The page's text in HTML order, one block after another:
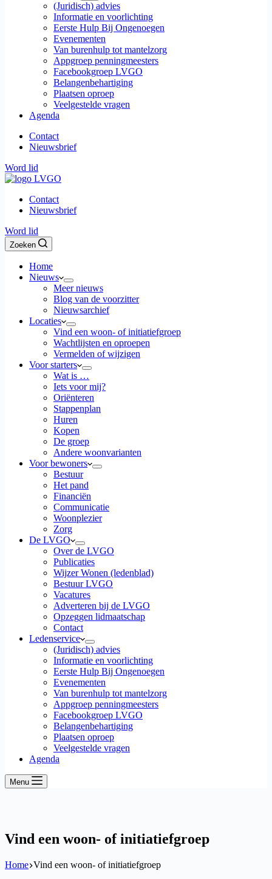
(Juridisch) advies
Informatie en voorlichting
Eerste Hulp Bij Ongenoegen
Evenementen
Van burenhulp tot mantelzorg
Appgroep penningmeesters
Facebookgroep LVGO
Belangenbehartiging
Plaatsen oproep
Veelgestelde vragen
Agenda
Contact
Nieuwsbrief
Word lid
Contact
Nieuwsbrief
Word lid
Zoeken
Home
Nieuws
Meer nieuws
Blog van de voorzitter
Nieuwsarchief
Locaties
Vind een woon- of initiatiefgroep
Wachtlijsten en oproepen
Vermelden of wijzigen
Voor starters
Wat is …
Iets voor mij?
Oriënteren
Stappenplan
Huren
Kopen
De groep
Andere woonvarianten
Voor bewoners
Bestuur
Het pand
Financiën
Communicatie
Woonplezier
Zorg
De LVGO
Over de LVGO
Publicaties
Wijzer Wonen (ledenblad)
Bestuur LVGO
Vacatures
Adverteren bij de LVGO
Opzeggen lidmaatschap
Contact
Ledenservice
(Juridisch) advies
Informatie en voorlichting
Eerste Hulp Bij Ongenoegen
Evenementen
Van burenhulp tot mantelzorg
Appgroep penningmeesters
Facebookgroep LVGO
Belangenbehartiging
Plaatsen oproep
Veelgestelde vragen
Agenda
Menu
Vind een woon- of initiatiefgroep
Home Vind een woon- of initiatiefgroep